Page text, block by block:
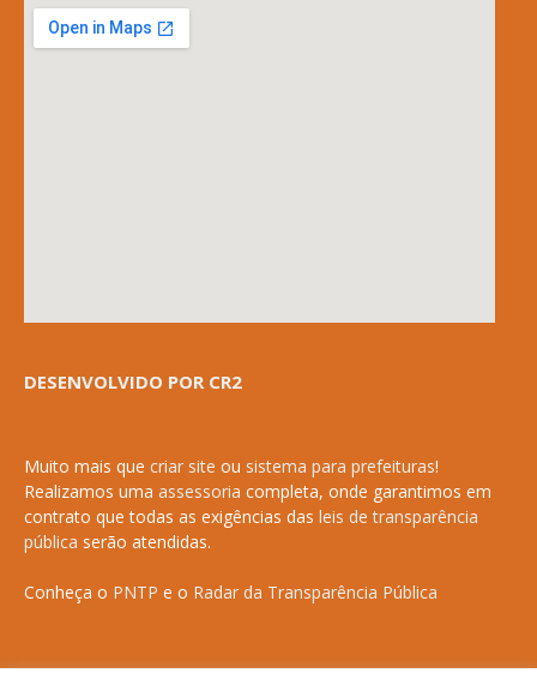
DESENVOLVIDO POR CR2
Muito mais que criar site ou sistema para prefeituras!
Realizamos uma assessoria completa, onde garantimos em
contrato que todas as exigências das leis de transparência
pública serão atendidas.
Conheça o PNTP e o Radar da Transparência Pública